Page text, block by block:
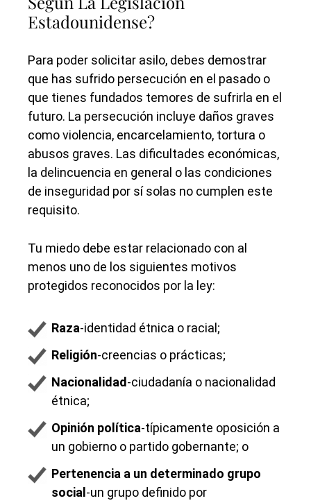
Estadounidense?
Para poder solicitar asilo, debes demostrar
que has sufrido persecución en el pasado o
que tienes fundados temores de sufrirla en el
futuro. La persecución incluye daños graves
como violencia, encarcelamiento, tortura o
abusos graves. Las dificultades económicas,
la delincuencia en general o las condiciones
de inseguridad por sí solas no cumplen este
requisito.
Tu miedo debe estar relacionado con al
menos uno de los siguientes motivos
protegidos reconocidos por la ley:
Raza-identidad étnica o racial;
Religión-creencias o prácticas;
Nacionalidad-ciudadanía o nacionalidad
étnica;
Opinión política-típicamente oposición a
un gobierno o partido gobernante; o
Pertenencia a un determinado grupo
social -un grupo definido por